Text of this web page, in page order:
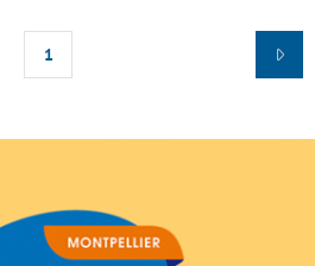
1